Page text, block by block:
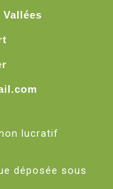
lucratif
déposée sous